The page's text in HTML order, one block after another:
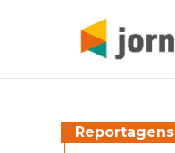
Reportagens